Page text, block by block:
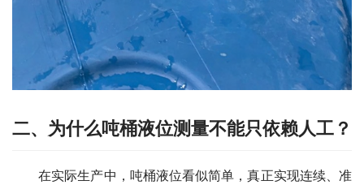
二、为什么吨桶液位测量不能只依赖人工？
在实际生产中，吨桶液位看似简单，真正实现连续、准